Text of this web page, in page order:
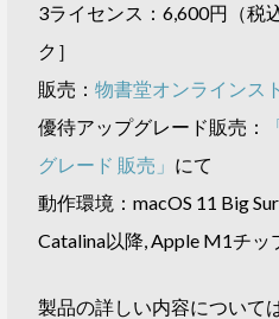
3ライセンス：6,600円（税
ク］
販売：物書堂オンラインス
優待アップグレード販売：
グレード 販売」 にて
動作環境：macOS 11 Big
Catalina以降, Apple M1チッ
製品の詳しい内容について